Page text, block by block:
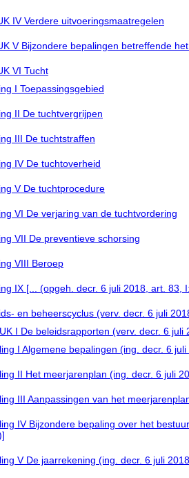
IV Verdere uitvoeringsmaatregelen
V Bijzondere bepalingen betreffende
VI Tucht
I Toepassingsgebied
II De tuchtvergrijpen
III De tuchtstraffen
IV De tuchtoverheid
V De tuchtprocedure
VI De verjaring van de tuchtvordering
VII De preventieve schorsing
VIII Beroep
IX [... (opgeh. decr. 6 juli 2018, art. 83,
en beheerscyclus (verv. decr. 6 juli
I De beleidsrapporten (verv. decr. 6
I Algemene bepalingen (ing. decr. 6
II Het meerjarenplan (ing. decr. 6 juli
III Aanpassingen van het
IV Bijzondere bepaling over het
V De jaarrekening (ing. decr. 6 juli